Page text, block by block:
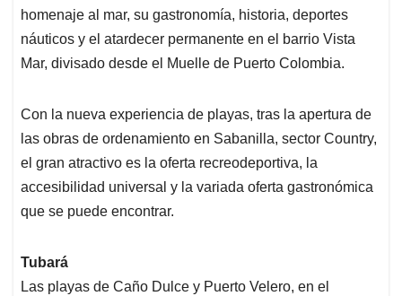
homenaje al mar, su gastronomía, historia, deportes
náuticos y el atardecer permanente en el barrio Vista
Mar, divisado desde el Muelle de Puerto Colombia.
Con la nueva experiencia de playas, tras la apertura de
las obras de ordenamiento en Sabanilla, sector Country,
el gran atractivo es la oferta recreodeportiva, la
accesibilidad universal y la variada oferta gastronómica
que se puede encontrar.
Tubará
Las playas de Caño Dulce y Puerto Velero, en el